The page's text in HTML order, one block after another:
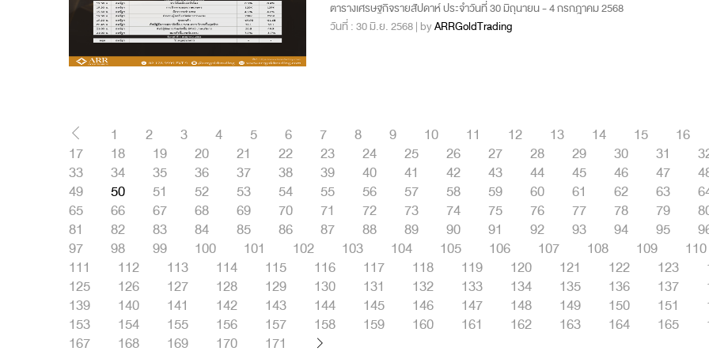
ตารางเศรษฐกิจรายสัปดาห์ ประจำวันที่ 30 มิถุนายน - 4 กรกฎาคม 2568
วันที่ : 30 มิ.ย. 2568 | byARRGoldTrading
1 2 3 4 5 6 7 8 9 10 11 12 13 14 15
16
17
18 19 20 21 22 23 24 25 26 27 28 29 30 31
33
34 35 36 37 38 39 40 41 42 43 44 45 46 47
49
50 51 52 53 54 55 56 57 58 59 60 61 62 63
65
66 67 68 69 70 71 72 73 74 75 76 77 78 79
81
82 83 84 85 86 87 88 89 90 91 92 93 94 95
97
98 99 100 101 102 103 104 105 106 107 108 109
110
111
112 113 114 115 116 117 118 119 120 121 122 123
125
126 127 128 129 130 131 132 133 134 135 136 137
139
140 141 142 143 144 145 146 147 148 149 150 151
153
154 155 156 157 158 159 160 161 162 163 164 165
167
168 169 170 171